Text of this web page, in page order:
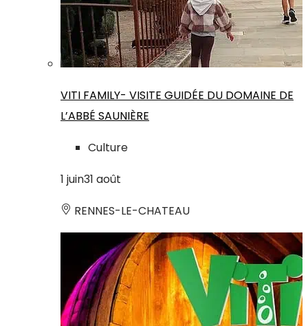
VITI FAMILY- VISITE GUIDÉE DU DOMAINE DE
L’ABBÉ SAUNIÈRE
Culture
1 juin31 août
RENNES-LE-CHATEAU